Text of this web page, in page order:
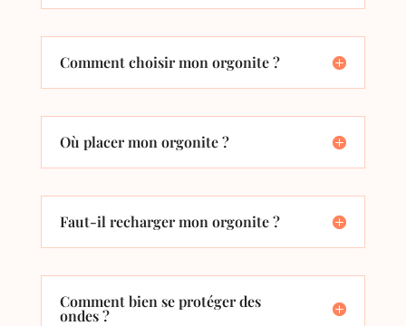
Comment choisir mon orgonite ?
Où placer mon orgonite ?
Faut-il recharger mon orgonite ?
Comment bien se protéger des
ondes ?